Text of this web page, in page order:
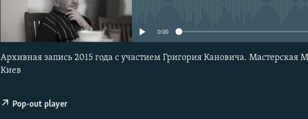
YouTube
Подписаться
0:00
Архивная запись 2015 года с участием Григория Кановича. Мастерская
Киев
Pop-out player